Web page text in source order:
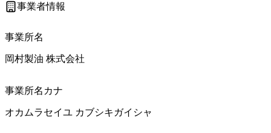
事業者情報
事業所名
岡村製油 株式会社
事業所名カナ
オカムラセイユ カブシキガイシャ